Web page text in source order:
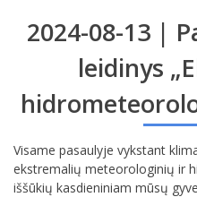
brightness_high Šviesus
Tamsus
2024-08-13 |
leidinys
Visame pasaulyje vykstant
ekstremalių meteorologinių ir
iššūkių kasdieniniam mūsų